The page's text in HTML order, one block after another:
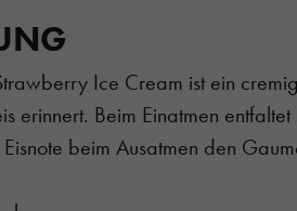
Ice Cream ist ein
erinnert. Beim Einatmen
beim Ausatmen den